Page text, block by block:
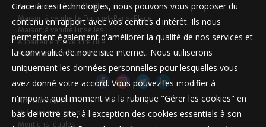
Appartement à vendre Lille
Maison à vendre Le Touquet-Paris-Plage
Maison à vendre Linselles
Appartement à vendre Lille
Stationnement à vendre Lille
Nos Honoraires
Qui sommes-nous
Mentions légales
Grace à ces technologies, nous pouvons vous proposer du
contenu en rapport avec vos centres d'intérêt. Ils nous
permettent également d'améliorer la qualité de nos services et
la convivialité de notre site internet. Nous utiliserons
uniquement les données personnelles pour lesquelles vous
avez donné votre accord. Vous pouvez les modifier à
n'importe quel moment via la rubrique "Gérer les cookies" en
bas de notre site, à l'exception des cookies essentiels à son